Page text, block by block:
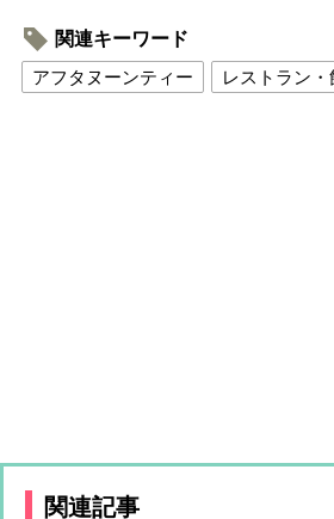
関連キーワード
アフタヌーンティー
レストラン
関連記事